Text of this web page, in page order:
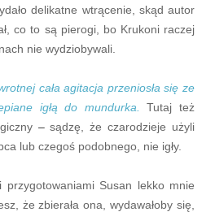
delikatne wtrącenie, skąd autor
co to są pierogi, bo Krukoni raczej
nie wydziobywali.
cała agitacja przeniosła się ze
igłą do mundurka.Tutaj też
–sądzę, że czarodzieje użyli
lub czegoś podobnego, nie igły.
przygotowaniami Susan lekko mnie
że zbierała ona, wydawałoby się,